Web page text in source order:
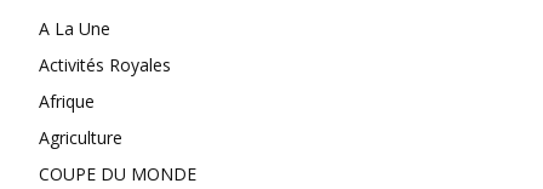
A La Une
Activités Royales
Afrique
Agriculture
COUPE DU MONDE